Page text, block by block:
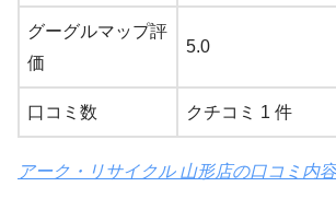
グーグルマップ評
価
5.0
口コミ数 クチコミ 1 件
アーク・リサイクル 山形店の口コミ内